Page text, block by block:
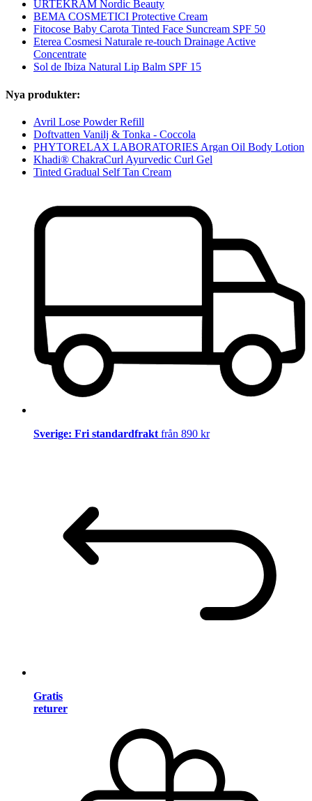
URTEKRAM Nordic Beauty
BEMA COSMETICI Protective Cream
Fitocose Baby Carota Tinted Face Suncream SPF 50
Eterea Cosmesi Naturale re-touch Drainage Active
Concentrate
Sol de Ibiza Natural Lip Balm SPF 15
Nya produkter:
Avril Lose Powder Refill
Doftvatten Vanilj & Tonka - Coccola
PHYTORELAX LABORATORIES Argan Oil Body Lotion
Khadi® ChakraCurl Ayurvedic Curl Gel
Tinted Gradual Self Tan Cream
Sverige: Fri standardfraktfrån 890 kr
Gratis
returer